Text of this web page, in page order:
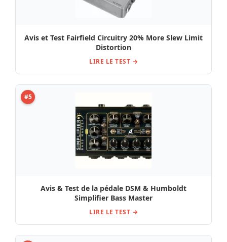
Avis et Test Fairfield Circuitry 20% More Slew Limit
Distortion
LIRE LE TEST →
#5
Avis & Test de la pédale DSM & Humboldt
Simplifier Bass Master
LIRE LE TEST →